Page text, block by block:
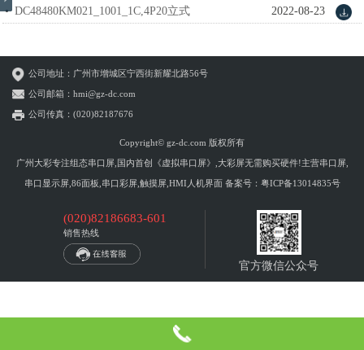
2022-08-23
DC48480KM021_1001_1C,4P20立式
公司地址：广州市增城区宁西街新耀北路56号
公司邮箱：hmi@gz-dc.com
公司传真：(020)82187676
Copyright© gz-dc.com 版权所有
广州大彩专注组态串口屏,国内首创《虚拟串口屏》,大彩屏无需购买硬件!主营串口屏,
串口显示屏,86面板,串口彩屏,触摸屏,HMI人机界面 备案号： 粤ICP备13014835号
(020)82186683-601
销售热线
官方微信公众号